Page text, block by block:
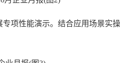
项性能演示。结合应用场景实